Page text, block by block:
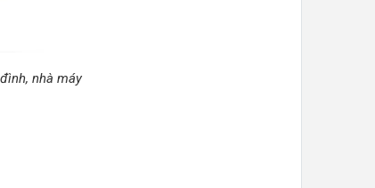
nhà máy